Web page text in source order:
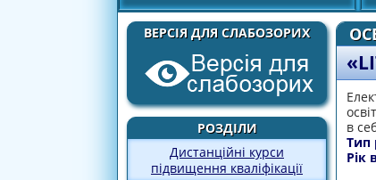
ВЕРСІЯ ДЛЯ СЛАБОЗОРИХ
РОЗДІЛИ
Дистанційні курси
підвищення кваліфікації
в
Тип
Рік